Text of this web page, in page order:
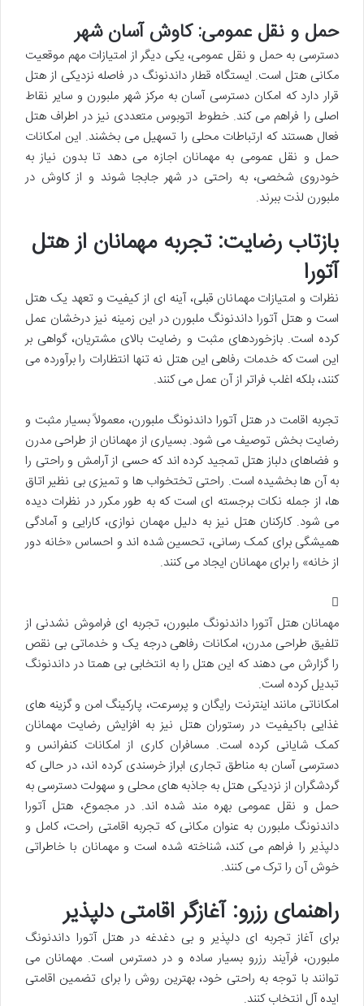
حمل و نقل عمومی: کاوش آسان شهر
دسترسی به حمل و نقل عمومی، یکی دیگر از امتیازات مهم موقعیت
مکانی هتل است. ایستگاه قطار داندنونگ در فاصله نزدیکی از هتل
قرار دارد که امکان دسترسی آسان به مرکز شهر ملبورن و سایر نقاط
اصلی را فراهم می کند. خطوط اتوبوس متعددی نیز در اطراف هتل
فعال هستند که ارتباطات محلی را تسهیل می بخشند. این امکانات
حمل و نقل عمومی به مهمانان اجازه می دهد تا بدون نیاز به
خودروی شخصی، به راحتی در شهر جابجا شوند و از کاوش در
ملبورن لذت ببرند.
بازتاب رضایت: تجربه مهمانان از هتل
آتورا
نظرات و امتیازات مهمانان قبلی، آینه ای از کیفیت و تعهد یک هتل
است و هتل آتورا داندنونگ ملبورن در این زمینه نیز درخشان عمل
کرده است. بازخوردهای مثبت و رضایت بالای مشتریان، گواهی بر
این است که خدمات رفاهی این هتل نه تنها انتظارات را برآورده می
کنند، بلکه اغلب فراتر از آن عمل می کنند.
تجربه اقامت در هتل آتورا داندنونگ ملبورن، معمولاً بسیار مثبت و
رضایت بخش توصیف می شود. بسیاری از مهمانان از طراحی مدرن
و فضاهای دلباز هتل تمجید کرده اند که حسی از آرامش و راحتی را
به آن ها بخشیده است. راحتی تختخواب ها و تمیزی بی نظیر اتاق
ها، از جمله نکات برجسته ای است که به طور مکرر در نظرات دیده
می شود. کارکنان هتل نیز به دلیل مهمان نوازی، کارایی و آمادگی
همیشگی برای کمک رسانی، تحسین شده اند و احساس «خانه دور
از خانه» را برای مهمانان ایجاد می کنند.
مهمانان هتل آتورا داندنونگ ملبورن، تجربه ای فراموش نشدنی از
تلفیق طراحی مدرن، امکانات رفاهی درجه یک و خدماتی بی نقص
را گزارش می دهند که این هتل را به انتخابی بی همتا در داندنونگ
تبدیل کرده است.
امکاناتی مانند اینترنت رایگان و پرسرعت، پارکینگ امن و گزینه های
غذایی باکیفیت در رستوران هتل نیز به افزایش رضایت مهمانان
کمک شایانی کرده است. مسافران کاری از امکانات کنفرانس و
دسترسی آسان به مناطق تجاری ابراز خرسندی کرده اند، در حالی که
گردشگران از نزدیکی هتل به جاذبه های محلی و سهولت دسترسی به
حمل و نقل عمومی بهره مند شده اند. در مجموع، هتل آتورا
داندنونگ ملبورن به عنوان مکانی که تجربه اقامتی راحت، کامل و
دلپذیر را فراهم می کند، شناخته شده است و مهمانان با خاطراتی
خوش آن را ترک می کنند.
راهنمای رزرو: آغازگر اقامتی دلپذیر
برای آغاز تجربه ای دلپذیر و بی دغدغه در هتل آتورا داندنونگ
ملبورن، فرآیند رزرو بسیار ساده و در دسترس است. مهمانان می
توانند با توجه به راحتی خود، بهترین روش را برای تضمین اقامتی
ایده آل انتخاب کنند.